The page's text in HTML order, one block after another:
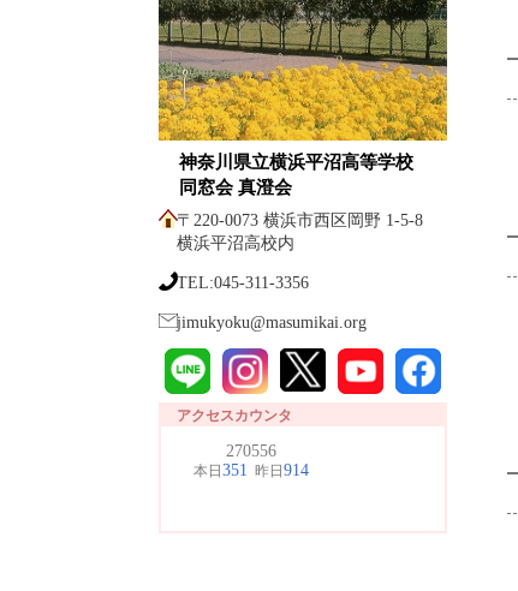
神奈川県立横浜平沼高等学校
同窓会 真澄会
〒220-0073 横浜市西区岡野 1-5-8
横浜平沼高校内
TEL:045-311-3356
jimukyoku@masumikai.org
アクセスカウンタ